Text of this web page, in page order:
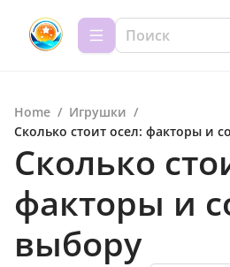
Home / Игрушки /
Сколько стоит осел: факторы и
Сколько
факторы и
выбору